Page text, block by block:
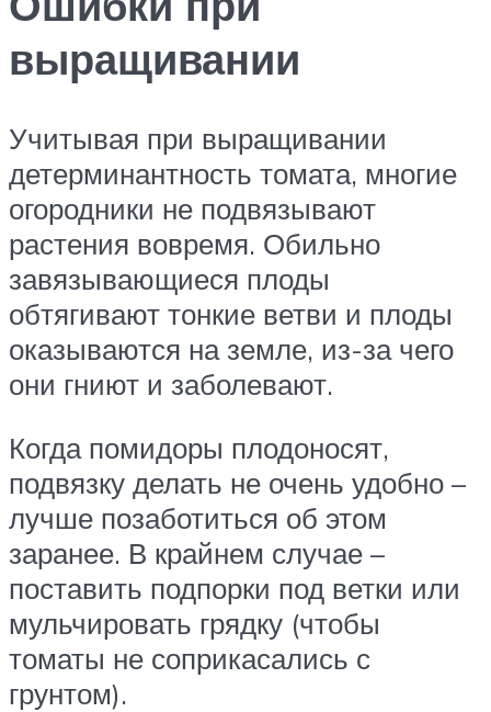
выращивании
Учитывая при выращивании
детерминантность томата, многие
огородники не подвязывают
растения вовремя. Обильно
завязывающиеся плоды
обтягивают тонкие ветви и плоды
оказываются на земле, из-за чего
они гниют и заболевают.
Когда помидоры плодоносят,
подвязку делать не очень удобно –
лучше позаботиться об этом
заранее. В крайнем случае –
поставить подпорки под ветки или
мульчировать грядку (чтобы
томаты не соприкасались с
грунтом).